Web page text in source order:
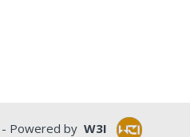
- Powered by W3I